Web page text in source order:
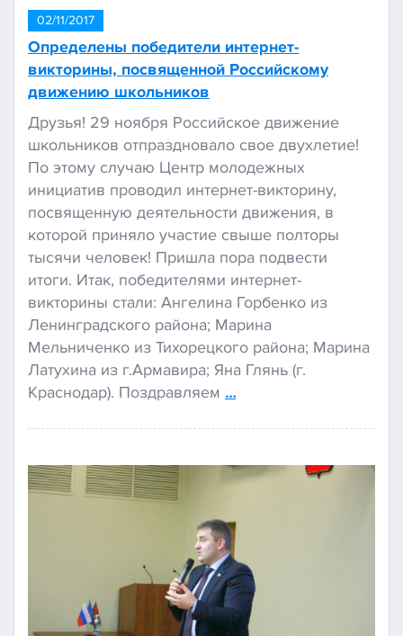
02/11/2017
Определены победители интернет-
викторины, посвященной Российскому
движению школьников
Друзья! 29 ноября Российское движение
школьников отпраздновало свое двухлетие!
По этому случаю Центр молодежных
инициатив проводил интернет-викторину,
посвященную деятельности движения, в
которой приняло участие свыше полторы
тысячи человек! Пришла пора подвести
итоги. Итак, победителями интернет-
викторины стали: Ангелина Горбенко из
Ленинградского района; Марина
Мельниченко из Тихорецкого района; Марина
Латухина из г.Армавира; Яна Глянь (г.
Краснодар). Поздравляем …